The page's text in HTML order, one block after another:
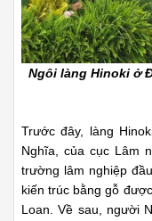
Ngôi làng Hinoki ở
Trước đây, làng
Nghĩa, của cục Lâm
trường lâm nghiệp
kiến trúc bằng gỗ
Loan. Về sau, người